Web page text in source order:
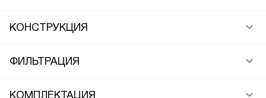
КОНСТРУКЦИЯ
ФИЛЬТРАЦИЯ
КОМПЛЕКТАЦИЯ